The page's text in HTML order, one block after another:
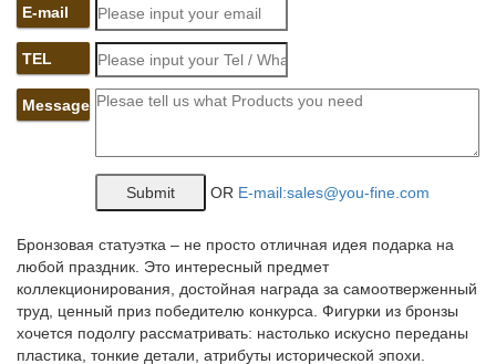
Символ года 2018 – СОБАКА Вы можете купить в подарок к
Новому году символ 2018 года – собаку.КУПИТЬ. Код товара:
100-469. *Статуэтка фарфоровая СОБАКА серия Цветок. 1
300. КУПИТЬ.
Статуэтки собак, более 1216 моделей в каталоге. Статуэтки
собак в Москве с быстрой доставкой по России, фото,
характеристики товара.Фигурка "Собака" 7*4,5*6,5 См.Без
Упаковки.
Купить символ 2018 года Собака, подарки на Новый Год
Собаки…
Собака – символ 2018 года по восточному календарю.
E-mail
TEL
Message
OR E-mail:sales@you-fine.com
Бронзовая статуэтка – не просто отличная идея подарка на
любой праздник. Это интересный предмет
коллекционирования, достойная награда за самоотверженный
труд, ценный приз победителю конкурса. Фигурки из бронзы
хочется подолгу рассматривать: настолько искусно переданы
пластика, тонкие детали, атрибуты исторической эпохи.